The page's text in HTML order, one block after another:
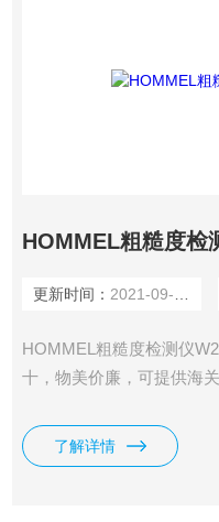
HOMMEL粗糙度检
更新时间： 2021-09-27
HOMMEL粗糙度检测仪
十，物美价廉，可提供海关
了解详情